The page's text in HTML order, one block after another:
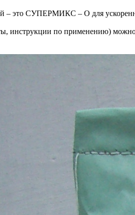
– это СУПЕРМИКС – О для
инструкции по применению)